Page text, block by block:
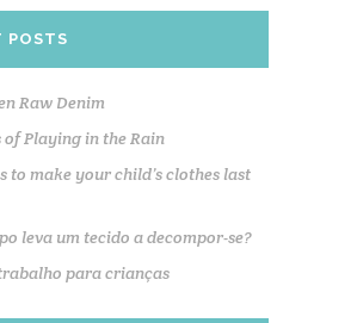
POSTS
Raw Denim
of Playing in the Rain
to make your child’s clothes last
leva um tecido a decompor-se?
para crianças